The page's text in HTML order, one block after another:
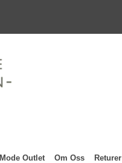
Mode Outlet Om Oss Returer